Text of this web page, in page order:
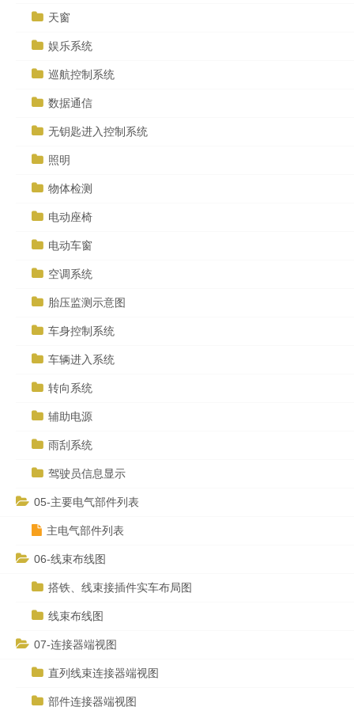
天窗
娱乐系统
巡航控制系统
数据通信
无钥匙进入控制系统
照明
物体检测
电动座椅
电动车窗
空调系统
胎压监测示意图
车身控制系统
车辆进入系统
转向系统
辅助电源
雨刮系统
驾驶员信息显示
05-主要电气部件列表
主电气部件列表
06-线束布线图
搭铁、线束接插件实车布局图
线束布线图
07-连接器端视图
直列线束连接器端视图
部件连接器端视图